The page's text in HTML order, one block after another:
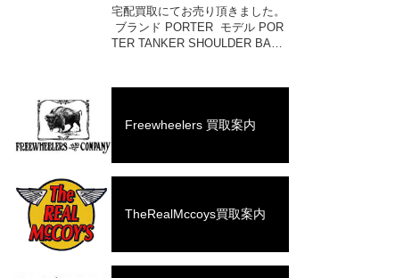
宅配買取にてお売り頂きました。
ブランド PORTER モデル POR
TER TANKER SHOULDER BAG
年に誕生したPO […]
Freewheelers 買取案内
TheRealMccoys買取案内